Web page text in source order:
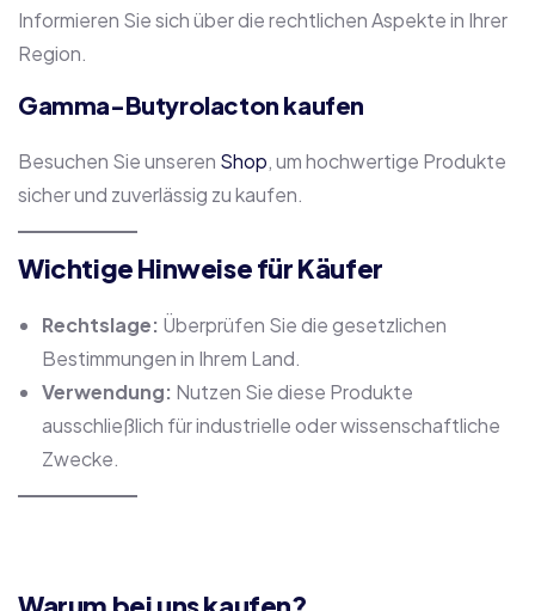
Informieren Sie sich über die rechtlichen Aspekte in Ihrer
Region.
Gamma-Butyrolacton kaufen
Besuchen Sie unseren Shop, um hochwertige Produkte
sicher und zuverlässig zu kaufen.
Wichtige Hinweise für Käufer
Rechtslage: Überprüfen Sie die gesetzlichen
Bestimmungen in Ihrem Land.
Verwendung: Nutzen Sie diese Produkte
ausschließlich für industrielle oder wissenschaftliche
Zwecke.